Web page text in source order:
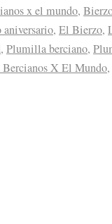
x el mundo,
aniversario, El Bierzo,
, Plumilla berciano,
Bercianos X El Mundo,